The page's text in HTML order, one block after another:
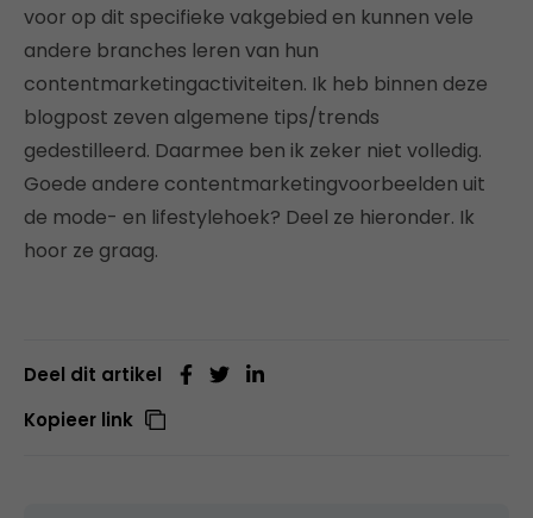
voor op dit specifieke vakgebied en kunnen vele
andere branches leren van hun
contentmarketingactiviteiten. Ik heb binnen deze
blogpost zeven algemene tips/trends
gedestilleerd. Daarmee ben ik zeker niet volledig.
Goede andere contentmarketingvoorbeelden uit
de mode- en lifestylehoek? Deel ze hieronder. Ik
hoor ze graag.
Deel dit artikel
Kopieer link